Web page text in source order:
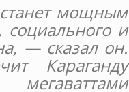
мощным
и
— сказал он.
Караганду